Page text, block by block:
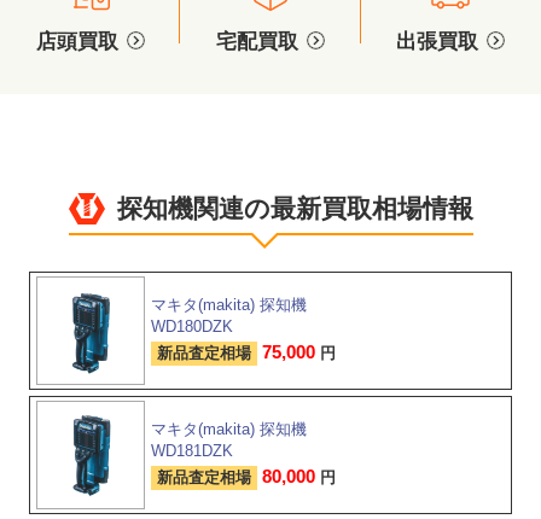
店頭買取 宅配買取 出張買取
探知機関連の最新買取相場情報
マキタ(makita) 探知機
WD180DZK
新品査定相場 75,000 円
マキタ(makita) 探知機
WD181DZK
新品査定相場 80,000 円